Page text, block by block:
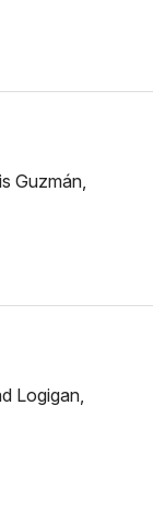
Guzmán,
Logigan,